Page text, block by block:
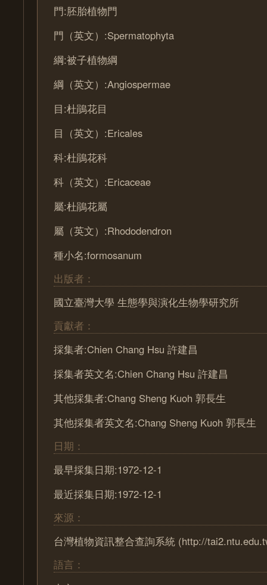
門:胚胎植物門
門（英文）:Spermatophyta
綱:被子植物綱
綱（英文）:Angiospermae
目:杜鵑花目
目（英文）:Ericales
科:杜鵑花科
科（英文）:Ericaceae
屬:杜鵑花屬
屬（英文）:Rhododendron
種小名:formosanum
出版者：
國立臺灣大學 生態學與演化生物學研究所
貢獻者：
採集者:Chien Chang Hsu 許建昌
採集者英文名:Chien Chang Hsu 許建昌
其他採集者:Chang Sheng Kuoh 郭長生
其他採集者英文名:Chang Sheng Kuoh 郭長生
日期：
最早採集日期:1972-12-1
最近採集日期:1972-12-1
來源：
台灣植物資訊整合查詢系統 (http://
語言：